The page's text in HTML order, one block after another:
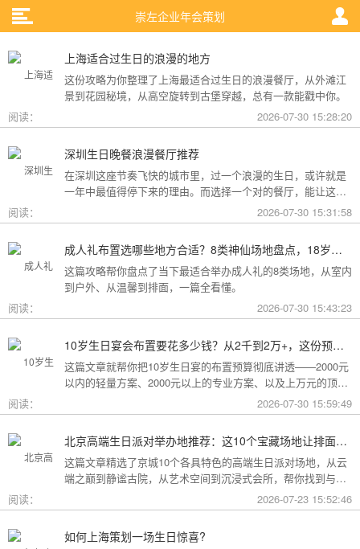
崇左企业年会策划
上海适合过生日的浪漫的地方
这份攻略为你整理了上海最适合过生日的浪漫餐厅，从外滩江
景到花园秘境，从高空旋转到古堡穿越，总有一款能戳中你。
阅读：
2026-07-30 15:28:20
深圳生日晚餐浪漫餐厅推荐
在深圳这座节奏飞快的城市里，过一个浪漫的生日，或许就是
一年中最值得停下来的理由。而选择一个对的餐厅，能让这一
天从“普通”变成“终生难忘”。无论是俯瞰城市灯火的高空秘境，
还是被鲜花与海风包裹的梦幻露台，深圳从不缺乏仪式感。
阅读： 2026-07-30 15:31:58
成人礼布置选哪些地方合适？8类神仙场地盘点，18岁的仪式感从选对地方开始
这篇攻略帮你盘点了当下最适合举办成人礼的8类场地，从室内
到户外、从温馨到排面，一篇全看懂。
阅读：
2026-07-30 15:43:23
10岁生日宴会布置要花多少钱？从2千到2万+，这份预算攻略讲透了
这篇文章就帮你把10岁生日宴的布置预算彻底讲透——2000元
以内的轻量方案、2000元以上的专业方案、以及上万元的顶配
阅读： 2026-07-30 15:59:49
北京高端生日派对举办地推荐：这10个宝藏场地让排面与品味兼得
这篇文章精选了京城10个各具特色的高端生日派对场地，从云
端之巅到静谧古院，从艺术空间到沉浸式会所，帮你找到与心
阅读： 2026-07-23 15:52:46
如何上海策划一场生日惊喜?